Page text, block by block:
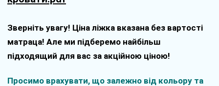
Зверніть увагу! Ціна ліжка вказана без вартості
матраца! Але ми підберемо найбільш
підходящий для вас за акційною ціною!
Просимо врахувати, що залежно від кольору та